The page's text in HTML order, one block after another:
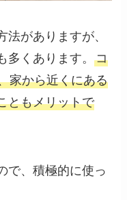
法がありますが、
多くあります。コ
家から近くにある
ともメリットで
で、積極的に使っ